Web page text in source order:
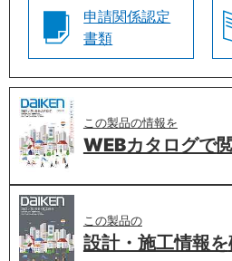
申請関係認定
書類
この製品の情報を
WEBカタログで
この製品の
設計・施工情報を